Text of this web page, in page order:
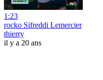
1:23
rocko Sifreddi Lemercier
thierry
il y a 20 ans